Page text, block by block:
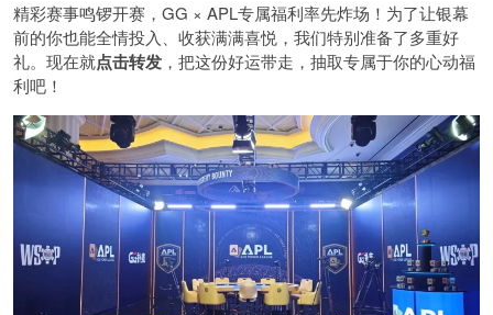
精彩赛事鸣锣开赛，GG × APL专属福利率先炸场！为了让银幕
前的你也能全情投入、收获满满喜悦，我们特别准备了多重好
礼。现在就点击转发 ，把这份好运带走，抽取专属于你的心动福
利吧！